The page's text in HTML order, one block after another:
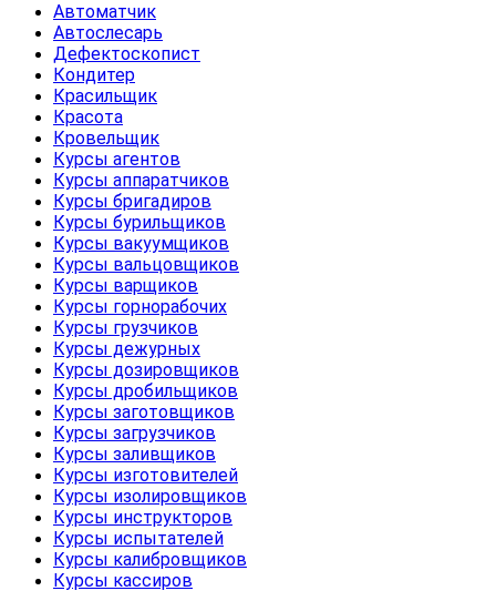
Автоматчик
Автослесарь
Дефектоскопист
Кондитер
Красильщик
Красота
Кровельщик
Курсы агентов
Курсы аппаратчиков
Курсы бригадиров
Курсы бурильщиков
Курсы вакуумщиков
Курсы вальцовщиков
Курсы варщиков
Курсы горнорабочих
Курсы грузчиков
Курсы дежурных
Курсы дозировщиков
Курсы дробильщиков
Курсы заготовщиков
Курсы загрузчиков
Курсы заливщиков
Курсы изготовителей
Курсы изолировщиков
Курсы инструкторов
Курсы испытателей
Курсы калибровщиков
Курсы кассиров